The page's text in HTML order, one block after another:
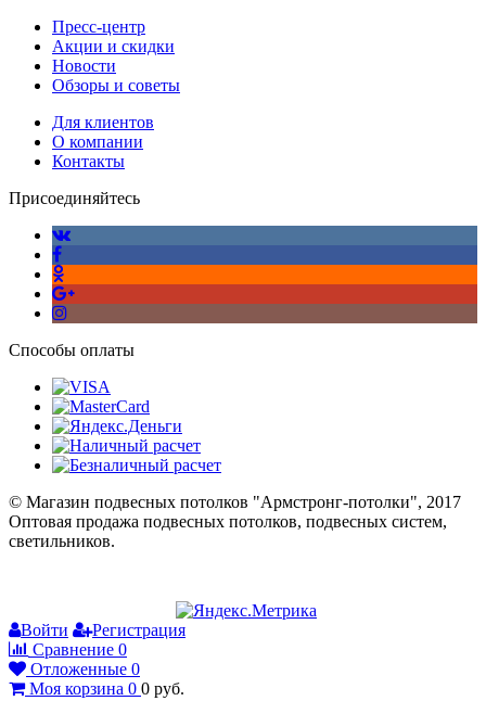
Пресс-центр
Акции и скидки
Новости
Обзоры и советы
Для клиентов
О компании
Контакты
Присоединяйтесь
Способы оплаты
© Магазин подвесных потолков "Армстронг-потолки", 2017
Оптовая продажа подвесных потолков, подвесных систем,
светильников.
Войти
Регистрация
Сравнение 0
Отложенные 0
Моя корзина 0 0 руб.